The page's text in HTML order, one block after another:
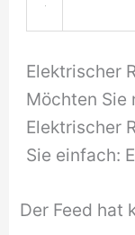
Elektrischer
Möchten Sie
Elektrischer
Sie einfach:
Der Feed hat